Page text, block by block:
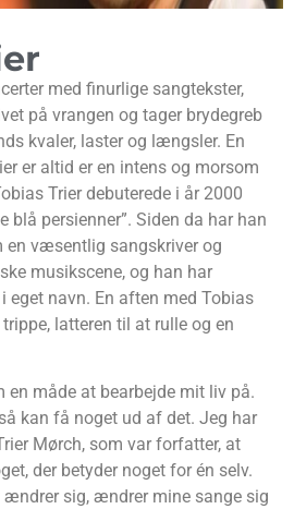
med finurlige sangtekster,
på vrangen og tager brydegreb
kvaler, laster og længsler. En
er altid er en intens og morsom
Trier debuterede i år 2000
blå persienner”. Siden da har han
en væsentlig sangskriver og
musikscene, og han har
eget navn. En aften med Tobias
latteren til at rulle og en
en måde at bearbejde mit liv på.
kan få noget ud af det. Jeg har
Mørch, som var forfatter, at
der betyder noget for én selv.
sig, ændrer mine sange sig